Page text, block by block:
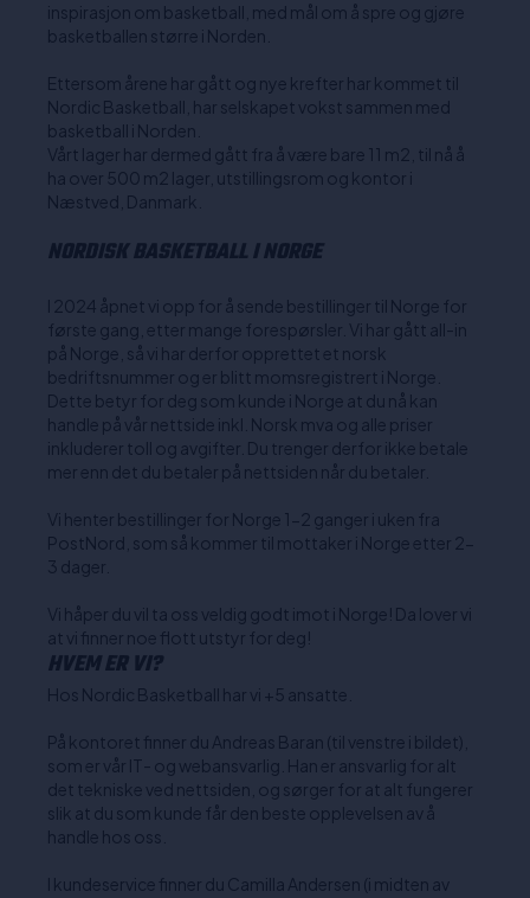
inspirasjon om basketball, med mål om å spre og gjøre
basketballen større i Norden.
Ettersom årene har gått og nye krefter har kommet til
Nordic Basketball, har selskapet vokst sammen med
basketball i Norden.
Vårt lager har dermed gått fra å være bare 11 m2, til nå å
ha over 500 m2 lager, utstillingsrom og kontor i
Næstved, Danmark.
NORDISK BASKETBALL I NORGE
I 2024 åpnet vi opp for å sende bestillinger til Norge for
første gang, etter mange forespørsler. Vi har gått all-in
på Norge, så vi har derfor opprettet et norsk
bedriftsnummer og er blitt momsregistrert i Norge.
Dette betyr for deg som kunde i Norge at du nå kan
handle på vår nettside inkl. Norsk mva og alle priser
inkluderer toll og avgifter. Du trenger derfor ikke betale
mer enn det du betaler på nettsiden når du betaler.
Vi henter bestillinger for Norge 1-2 ganger i uken fra
PostNord, som så kommer til mottaker i Norge etter 2-
3 dager.
Vi håper du vil ta oss veldig godt imot i Norge! Da lover vi
at vi finner noe flott utstyr for deg!
HVEM ER VI?
Hos Nordic Basketball har vi +5 ansatte.
På kontoret finner du Andreas Baran (til venstre i bildet),
som er vår IT- og webansvarlig. Han er ansvarlig for alt
det tekniske ved nettsiden, og sørger for at alt fungerer
slik at du som kunde får den beste opplevelsen av å
handle hos oss.
I kundeservice finner du Camilla Andersen (i midten av